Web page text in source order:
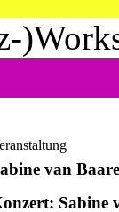
van
Sabine